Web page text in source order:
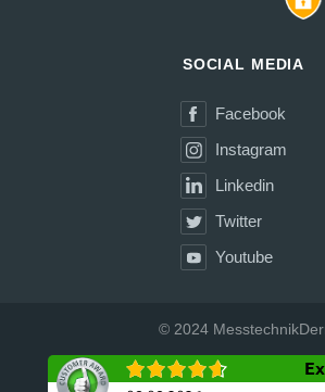
SOCIAL MEDIA
Facebook
Instagram
Linkedin
Twitter
Youtube
© 2024
Доставка Условия покупки